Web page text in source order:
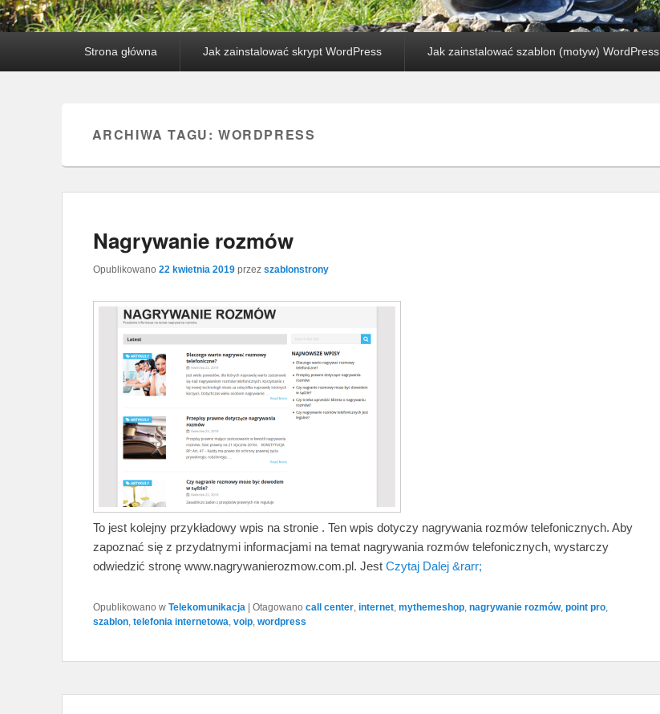
Strona główna Jak zainstalować skrypt WordPress Jak zainstalować szablon (motyw) WordPress
ARCHIWA TAGU:WORDPRESS
Nagrywanie rozmów
Opublikowano 22 kwietnia 2019 przez szablonstrony
To jest kolejny przykładowy wpis na stronie . Ten wpis dotyczy nagrywania rozmów telefonicznych. Aby
zapoznać się z przydatnymi informacjami na temat nagrywania rozmów telefonicznych, wystarczy
odwiedzić stronę www.nagrywanierozmow.com.pl. Jest Czytaj Dalej &rarr;
Opublikowano w Telekomunikacja | Otagowano call center internet mythemeshop nagrywanie rozmów, point pro
szablon telefonia internetowa voip wordpress